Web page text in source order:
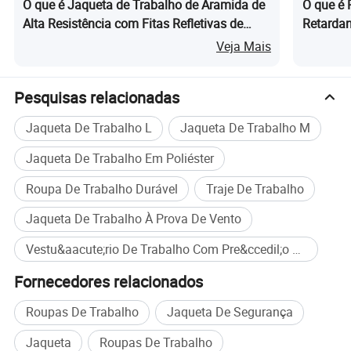
Com mais de 30 anos de experiência em OEM e ODM, a
Eastman destaca-se como fabricante profissional de
vestuário retardador de chama (FR). A nossa experiência
consiste em proporcionar vestuário de trabalho FR de alta
qualidade para garantir a máxima segurança para os
trabalhadores em diversos ambientes.
Empenhados na nossa missão, fornecemos vestuário
fiável e certificado que melhora o bem-estar dos
O que é Jaqueta de Trabalho de Aramida de
Alta Resistência com Fitas Refletivas de
Veja Mais
O que é
Pesquisas relacionadas
Jaqueta De Trabalho L
Jaqueta De Trabalho M
Jaqueta De Trabalho Em Poliéster
Roupa De Trabalho Durável
Traje De Trabalho
Jaqueta De Trabalho À Prova De Vento
Vestu&aacute;rio De Trabalho Com Pre&ccedil;o De F&aacute;brica compra em massa
Fornecedores relacionados
Roupas De Trabalho
Jaqueta De Segurança
Jaqueta
Roupas De Trabalho